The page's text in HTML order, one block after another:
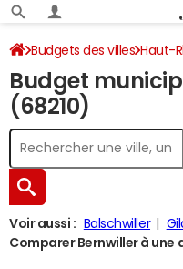
Budgets des villes Haut-
Budget
(68210)
Voir aussi : Balschwiller
Comparer Bernwiller à une